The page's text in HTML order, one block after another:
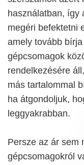
használatban, így
megéri befektetni
amely tovább
gépcsomagok
rendelkezésére
más tartalommal
ha átgondoljuk,
leggyakrabban.
Persze az ár sem
gépcsomagokról